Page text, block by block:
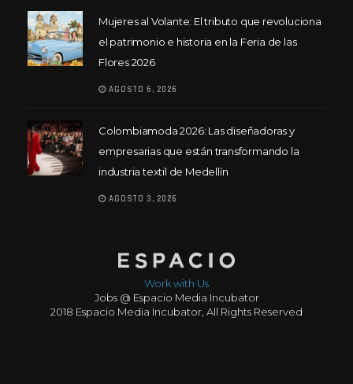
Mujeres al Volante: El tributo que revoluciona
el patrimonio e historia en la Feria de las
Flores 2026
AGOSTO 6, 2026
Colombiamoda 2026: Las diseñadoras y
empresarias que están transformando la
industria textil de Medellín
AGOSTO 3, 2026
Work with Us
Jobs @ Espacio Media Incubator
2018 Espacio Media Incubator, All Rights Reserved